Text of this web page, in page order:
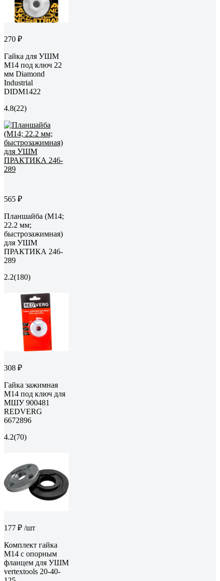
270 ₽
Гайка для УШМ
М14 под ключ 22
мм Diamond
Industrial
DIDM1422
4.8(22)
565 ₽
Планшайба (М14;
22.2 мм;
быстрозажимная)
для УШМ
ПРАКТИКА 246-
289
2.2(180)
308 ₽
Гайка зажимная
М14 под ключ для
МШУ 900481
REDVERG
6672896
4.2(70)
177 ₽ /шт
Комплект гайка
М14 с опорным
фланцем для УШМ
vertextools 20-40-